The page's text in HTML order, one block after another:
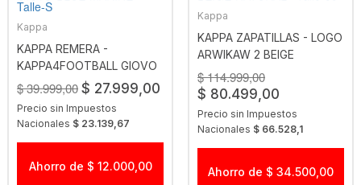
Kappa
KAPPA REMERA -
KAPPA4FOOTBALL GIOVO
BLUE MARINE
$ 39.999,00 $ 27.999,00
Precio sin Impuestos
Nacionales $ 23.139,67
Ahorro de $ 12.000,00
Kappa
KAPPA ZAPATILLAS - LOGO
ARWIKAW 2 BEIGE
NATURAL
$ 114.999,00
$ 80.499,00
Precio sin Impuestos
Nacionales $ 66.528,1
Ahorro de $ 34.500,00